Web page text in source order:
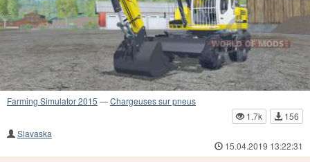
Farming Simulator 2015 —Chargeuses sur pneus
1.7k
156
Slavaska
15.04.2019 13:22:31